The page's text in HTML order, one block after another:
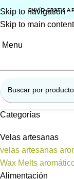
Skip to navigation
Skip to main content
ENVÍO GRATIS A
Menu
Categorías
Velas artesanas
velas artesanas
Wax Melts
Alimentación